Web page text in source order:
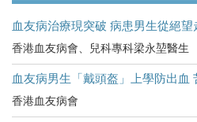
血友病治療現突破 病患男生從絕望
香港血友病會、兒科專科梁永堃醫生
血友病男生「戴頭盔」上學防出血
香港血友病會